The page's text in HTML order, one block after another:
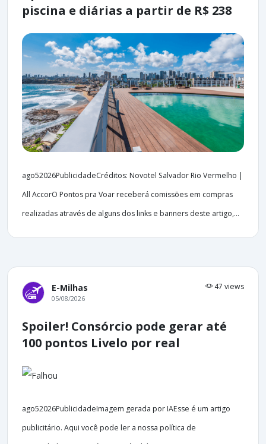
piscina e diárias a partir de R$ 238
ago52026PublicidadeCréditos: Novotel Salvador Rio Vermelho |
All AccorO Pontos pra Voar receberá comissões em compras
realizadas através de alguns dos links e banners deste artigo,...
E-Milhas 47 views
05/08/2026
Spoiler! Consórcio pode gerar até
100 pontos Livelo por real
ago52026PublicidadeImagem gerada por IAEsse é um artigo
publicitário. Aqui você pode ler a nossa política de